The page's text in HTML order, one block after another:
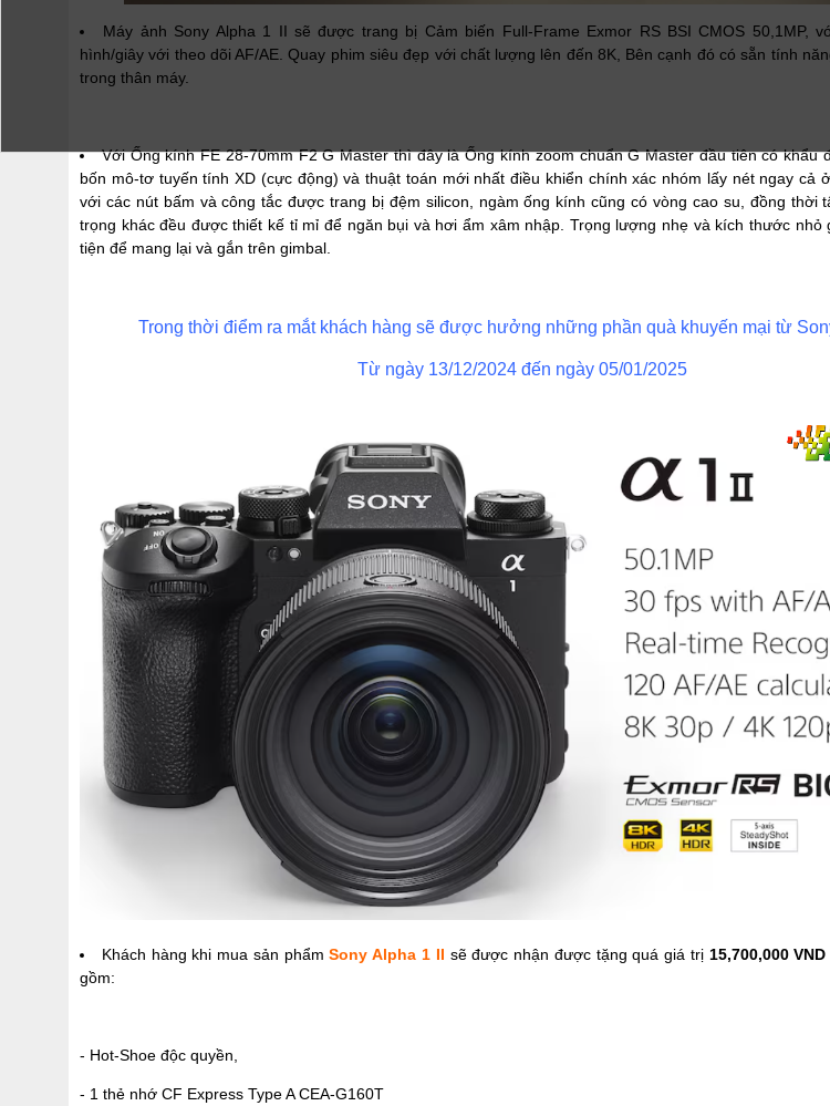
Máy ảnh Sony Alpha 1 II sẽ được trang bị Cảm biến Full-Frame Exmor RS BSI CMOS 50,1MP,
hình/giây với theo dõi AF/AE. Quay phim siêu đẹp với chất lượng lên đến 8K, Bên cạnh đó có sẵn tính
trong thân máy.
Với Ống kính FE 28-70mm F2 G Master thì đây là Ống kính zoom chuẩn G Master đầu tiên có khẩu
bốn mô-tơ tuyến tính XD (cực động) và thuật toán mới nhất điều khiển chính xác nhóm lấy nét ngay cả
với các nút bấm và công tắc được trang bị đệm silicon, ngàm ống kính cũng có vòng cao su, đồng thời
trọng khác đều được thiết kế tỉ mỉ để ngăn bụi và hơi ẩm xâm nhập. Trọng lượng nhẹ và kích thước nhỏ
tiện để mang lại và gắn trên gimbal.
Trong thời điểm ra mắt khách hàng sẽ được hưởng những phần quà khuyến mại từ
Từ ngày 13/12/2024 đến ngày 05/01/2025
Khách hàng khi mua sản phẩmSony Alpha 1 II sẽ được nhận được tặng quá giá trị 15,700,000 VND
gồm:
- Hot-Shoe độc quyền,
- 1 thẻ nhớ CF Express Type A CEA-G160T